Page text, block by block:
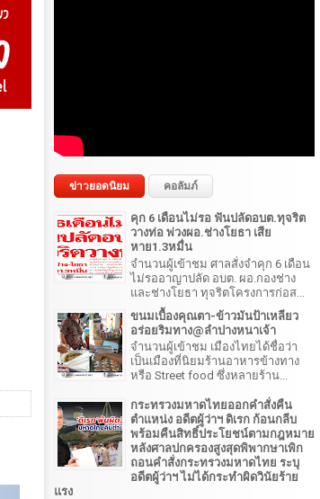
ข่าวยอดนิยม คอลัมภ์
คุก 6 เดือนไม่รอ ฟันปลัดอบต.ทุจริต
วางท่อ พ่วงผอ.ช่างโยธา เสีย
หาย1.3หมื่น
จำนวนผู้เข้าชม ศาลสั่งจำคุก 6 เดือน
ไม่รออาญาปลัด อบต. ผอ.กองช่าง
และช่างโยธา ทุจริตโครงการก่อส...
ขนมเบื้องคุณตา-ข้าวมันป้าเหลียว
อร่อยริมทาง@ลำปางหนาเจ้า
จำนวนผู้เข้าชม เมืองไทยได้ชื่อว่า
เป็นเมืองที่นิยมร้านอาหารข้างทาง
หรือ Street food ซึ่งหลายร้าน...
กระทรวงมหาดไทยออกคำสั่งคืน
ตำแหน่ง อดีตผู้ว่าฯ ดิเรก ก้อนกลีบ
พร้อมคืนสิทธิ์ประโยชน์ตามกฎหมาย
หลังศาลปกครองสูงสุดพิพากษาเพิก
ถอนคำสั่งกระทรวงมหาดไทย ระบุ
อดีตผู้ว่าฯ ไม่ได้กระทำผิดวินัยร้าย
แรง